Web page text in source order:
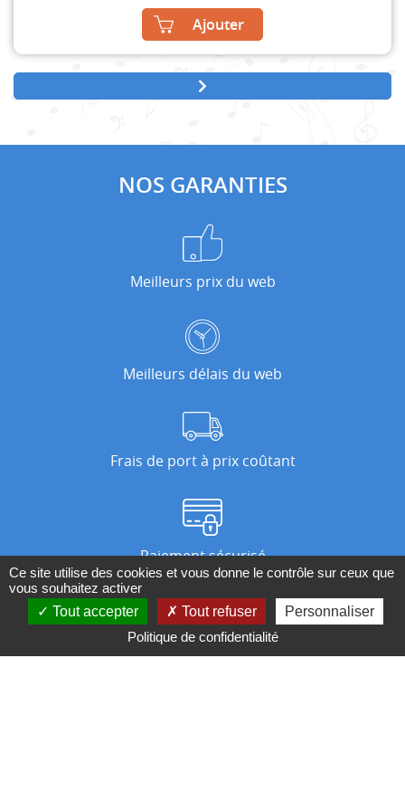
Ajouter
NOS GARANTIES
Meilleurs prix du web
Meilleurs délais du web
Frais de port à prix coûtant
Paiement sécurisé
Nos magasins
Ce site utilise des cookies et vous donne le contrôle sur ceux que
vous souhaitez activer
Tout accepter
Tout refuser
Personnaliser
Politique de confidentialité